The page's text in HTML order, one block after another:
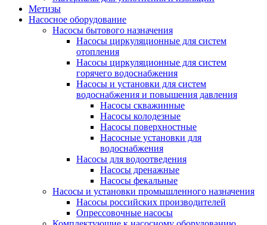
Метизы
Насосное оборудование
Насосы бытового назначения
Насосы циркуляционные для систем
отопления
Насосы циркуляционные для систем
горячего водоснабжения
Насосы и установки для систем
водоснабжения и повышения давления
Насосы скважинные
Насосы колодезные
Насосы поверхностные
Насосные установки для
водоснабжения
Насосы для водоотведения
Насосы дренажные
Насосы фекальные
Насосы и установки промышленного назначения
Насосы российских производителей
Опрессовочные насосы